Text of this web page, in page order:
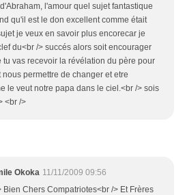
l'amour quel sujet fantastique
qu'il est le don excellent comme était
je veux en savoir plus encorecar je
du<br /> succés alors soit encourager
tu vas recevoir la révélation du père pour
permettre de changer et etre
le veut notre papa dans le ciel.<br /> sois
<br />
Okoka 11/11/2009 09:56
Bien Chers Compatriotes<br /> Et Frères